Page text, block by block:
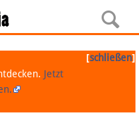
[schließen]
Jetzt